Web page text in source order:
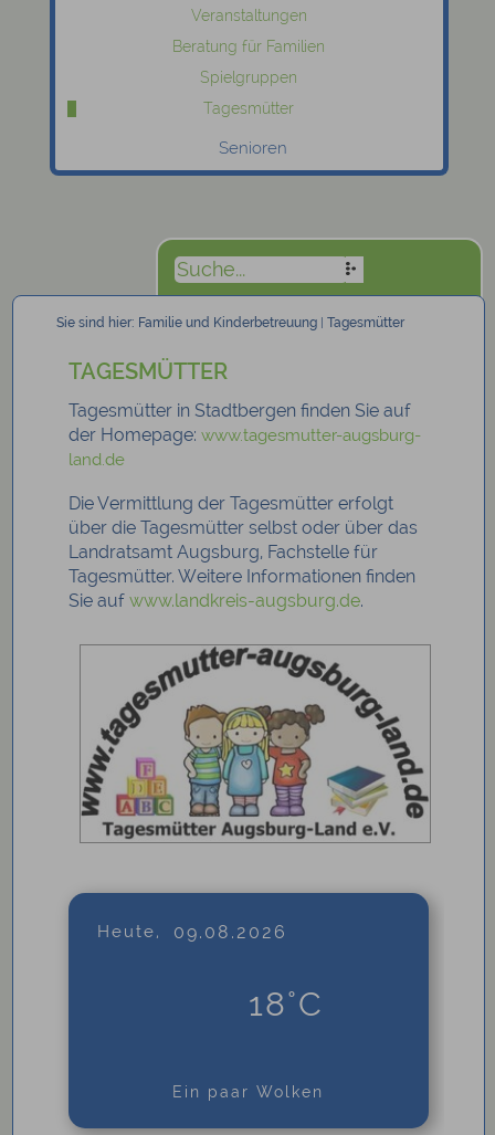
Veranstaltungen
Beratung für Familien
Spielgruppen
Tagesmütter
Senioren
Sie sind hier: Familie und Kinderbetreuung |Tagesmütter
TAGESMÜTTER
Tagesmütter in Stadtbergen finden Sie auf
der Homepage:www.tagesmutter-augsburg-
land.de
Die Vermittlung der Tagesmütter erfolgt
über die Tagesmütter selbst oder über das
Landratsamt Augsburg, Fachstelle für
Tagesmütter. Weitere Informationen finden
Sie aufwww.landkreis-augsburg.de.
Heute, 09.08.2026
18°C
Ein paar Wolken